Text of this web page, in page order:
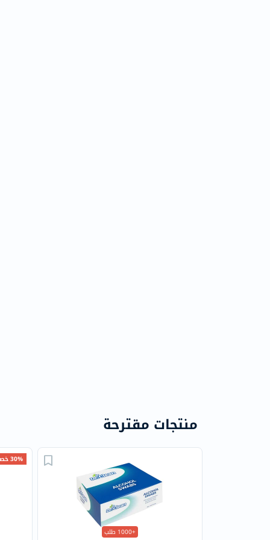
منتجات مقترحة
+1000 طلب
30% خصم